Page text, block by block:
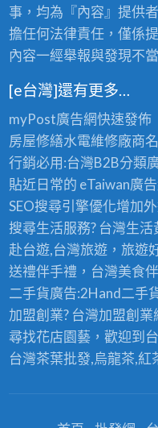
事，均為『內容』提供
擔任何法律責任，僅係
內容一經舉報與發現不
[e台灣]還有更多…
myPost廣告網快速發佈
房屋修繕水電維修廠商
行銷必用:台灣B2B分類
貼近日常的 eTaiwan廣
SEO搜尋引擎優化增加
搜尋生活服務? 台灣生活
赴台遊,台灣旅遊，旅遊
送禮伴手禮，台灣美食
二手貨廣告:2Hand二手
加盟創業? 台灣加盟創業
尋找花店園藝，歡迎到
台灣茶葉批發,烏龍茶,紅